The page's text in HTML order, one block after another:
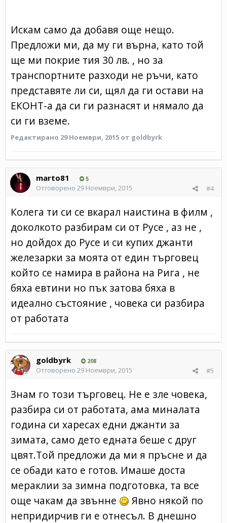
Искам само да добавя още нещо.
Предложи ми, да му ги върна, като той
ще ми покрие тия 30 лв. , но за
транспортните разходи не ръчи, като
представяте ли си, щял да ги остави на
ЕКОНТ-а да си ги разнасят и нямало да
си ги вземе.
Редактирано 29 Ноември, 2015 от goldbyrk
marto81 5
#4
Отговорено 29 Ноември, 2015
Колега ти си се вкарал наистина в филм ,
доколкото разбирам си от Русе , аз не ,
но дойдох до Русе и си купих джанти
железарки за моята от един търговец
който се намира в района на Рига , не
бяха евтини но пък затова бяха в
идеално състояние , човека си разбира
от работата
goldbyrk 208
#5
Отговорено 29 Ноември, 2015
Знам го този търговец. Не е зле човека,
разбира си от работата, ама миналата
година си харесах едни джанти за
зимата, само дето едната беше с друг
цвят.Той предложи да ми я пръсне и да
се обади като е готов. Имаше доста
мераклии за зимна подготовка, та все
още чакам да звънне
Явно някой по
непридирчив ги е отнесъл. В днешно